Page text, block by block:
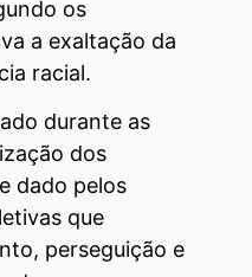
os
a exaltação da
racial.
durante as
dos
dado pelos
que
perseguição e